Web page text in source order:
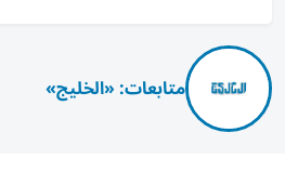
متابعات: «الخليج»